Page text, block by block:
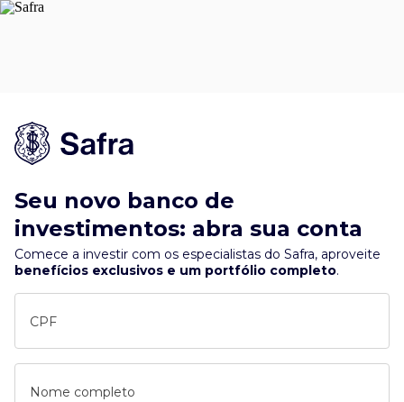
Seu novo banco de
investimentos: abra sua conta
Comece a investir com os especialistas do Safra, aproveite
benefícios exclusivos e um portfólio completo.
CPF
Nome completo